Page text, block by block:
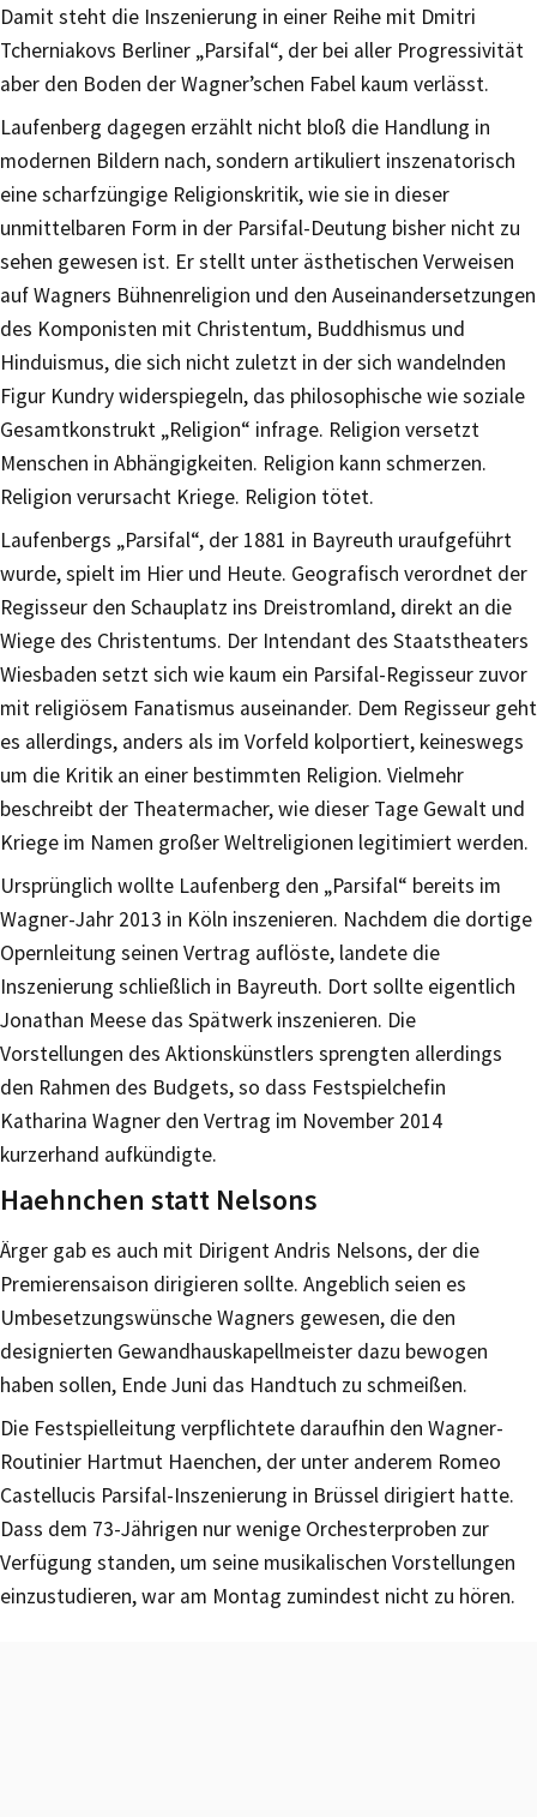
Damit steht die Inszenierung in einer Reihe mit Dmitri
Tcherniakovs Berliner „Parsifal“, der bei aller Progressivität
aber den Boden der Wagner’schen Fabel kaum verlässt.
Laufenberg dagegen erzählt nicht bloß die Handlung in
modernen Bildern nach, sondern artikuliert inszenatorisch
eine scharfzüngige Religionskritik, wie sie in dieser
unmittelbaren Form in der Parsifal-Deutung bisher nicht zu
sehen gewesen ist. Er stellt unter ästhetischen Verweisen
auf Wagners Bühnenreligion und den Auseinandersetzungen
des Komponisten mit Christentum, Buddhismus und
Hinduismus, die sich nicht zuletzt in der sich wandelnden
Figur Kundry widerspiegeln, das philosophische wie soziale
Gesamtkonstrukt „Religion“ infrage. Religion versetzt
Menschen in Abhängigkeiten. Religion kann schmerzen.
Religion verursacht Kriege. Religion tötet.
Laufenbergs „Parsifal“, der 1881 in Bayreuth uraufgeführt
wurde, spielt im Hier und Heute. Geografisch verordnet der
Regisseur den Schauplatz ins Dreistromland, direkt an die
Wiege des Christentums. Der Intendant des Staatstheaters
Wiesbaden setzt sich wie kaum ein Parsifal-Regisseur zuvor
mit religiösem Fanatismus auseinander. Dem Regisseur geht
es allerdings, anders als im Vorfeld kolportiert, keineswegs
um die Kritik an einer bestimmten Religion. Vielmehr
beschreibt der Theatermacher, wie dieser Tage Gewalt und
Kriege im Namen großer Weltreligionen legitimiert werden.
Ursprünglich wollte Laufenberg den „Parsifal“ bereits im
Wagner-Jahr 2013 in Köln inszenieren. Nachdem die dortige
Opernleitung seinen Vertrag auflöste, landete die
Inszenierung schließlich in Bayreuth. Dort sollte eigentlich
Jonathan Meese das Spätwerk inszenieren. Die
Vorstellungen des Aktionskünstlers sprengten allerdings
den Rahmen des Budgets, so dass Festspielchefin
Katharina Wagner den Vertrag im November 2014
kurzerhand aufkündigte.
Haehnchen statt Nelsons
Ärger gab es auch mit Dirigent Andris Nelsons, der die
Premierensaison dirigieren sollte. Angeblich seien es
Umbesetzungswünsche Wagners gewesen, die den
designierten Gewandhauskapellmeister dazu bewogen
haben sollen, Ende Juni das Handtuch zu schmeißen.
Die Festspielleitung verpflichtete daraufhin den Wagner-
Routinier Hartmut Haenchen, der unter anderem Romeo
Castellucis Parsifal-Inszenierung in Brüssel dirigiert hatte.
Dass dem 73-Jährigen nur wenige Orchesterproben zur
Verfügung standen, um seine musikalischen Vorstellungen
einzustudieren, war am Montag zumindest nicht zu hören.